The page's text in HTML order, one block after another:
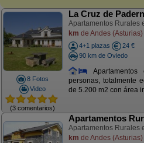
8 Fotos
Video
(3 comentarios)
La Cruz de
Apartamentos Rurales
km de Andes (Asturias)
4+1 plazas
24 €
90 km de Oviedo
personas, totalmente
de 5.200 m2 con área
Apartamentos
Apartamentos Rurales
km de Andes (Asturias)